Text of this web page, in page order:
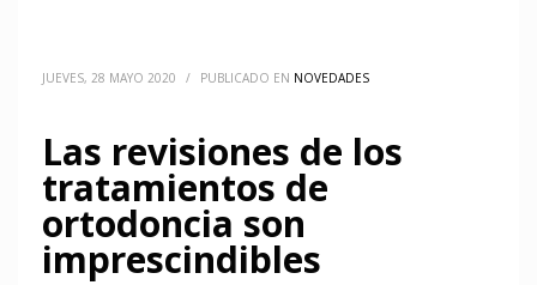
JUEVES, 28 MAYO 2020 / PUBLICADO EN NOVEDADES
Las revisiones de los
tratamientos de
ortodoncia son
imprescindibles